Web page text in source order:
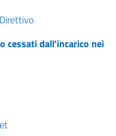
cessati dall'incarico nei